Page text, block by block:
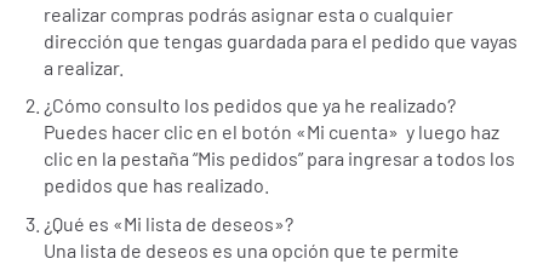
realizar compras podrás asignar esta o cualquier
dirección que tengas guardada para el pedido que vayas
a realizar.
¿Cómo consulto los pedidos que ya he realizado?
Puedes hacer clic en el botón «Mi cuenta» y luego haz
clic en la pestaña “Mis pedidos” para ingresar a todos los
pedidos que has realizado.
¿Qué es «Mi lista de deseos»?
Una lista de deseos es una opción que te permite